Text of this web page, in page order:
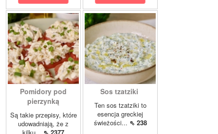
Pomidory pod
pierzynką
Są takie przepisy, które
udowadniają, że z
kilku... ⇖ 2377
Sos tzatziki
Ten sos tzatziki to
esencja greckiej
świeżości... ⇖ 238